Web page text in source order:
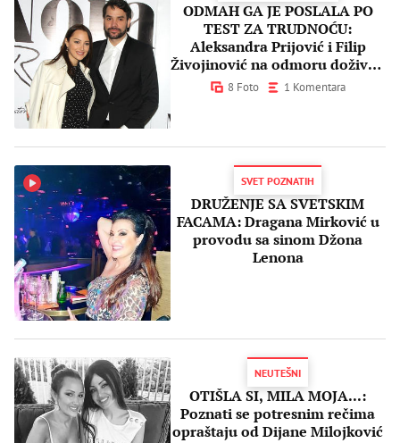
ODMAH GA JE POSLALA PO
TEST ZA TRUDNOĆU:
Aleksandra Prijović i Filip
Živojinović na odmoru doživeli
filmsku scenu!
8 Foto 1 Komentara
SVET POZNATIH
DRUŽENJE SA SVETSKIM
FACAMA: Dragana Mirković u
provodu sa sinom Džona
Lenona
NEUTEŠNI
OTIŠLA SI, MILA MOJA...:
Poznati se potresnim rečima
opraštaju od Dijane Milojković